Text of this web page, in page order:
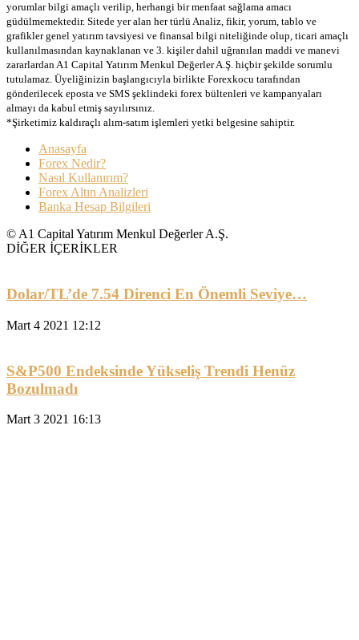
yorumlar bilgi amaçlı verilip, herhangi bir menfaat sağlama amacı
güdülmemektedir. Sitede yer alan her türlü Analiz, fikir, yorum, tablo ve
grafikler genel yatırım tavsiyesi ve finansal bilgi niteliğinde olup, ticari amaçlı
kullanılmasından kaynaklanan ve 3. kişiler dahil uğranılan maddi ve manevi
zararlardan A1 Capital Yatırım Menkul Değerler A.Ş. hiçbir şekilde sorumlu
tutulamaz. Üyeliğinizin başlangıcıyla birlikte Forexkocu tarafından
gönderilecek eposta ve SMS şeklindeki forex bültenleri ve kampanyaları
almayı da kabul etmiş sayılırsınız.
*Şirketimiz kaldıraçlı alım-satım işlemleri yetki belgesine sahiptir.
Anasayfa
Forex Nedir?
Nasıl Kullanırım?
Forex Altın Analizleri
Banka Hesap Bilgileri
© A1 Capital Yatırım Menkul Değerler A.Ş.
DİĞER İÇERİKLER
Dolar/TL’de 7.54 Direnci En Önemli Seviye…
Mart 4 2021 12:12
S&P500 Endeksinde Yükseliş Trendi Henüz
Bozulmadı
Mart 3 2021 16:13